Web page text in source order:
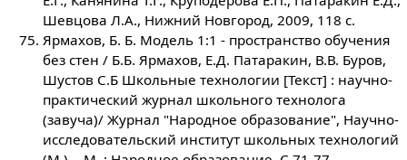
Шевцова Л.А., Нижний Новгород, 2009, 118 с.
Ярмахов, Б. Б. Модель 1:1 - пространство обучения
без стен / Б.Б. Ярмахов, Е.Д. Патаракин, В.В. Буров,
Шустов С.Б Школьные технологии [Текст] : научно-
практический журнал школьного технолога
(завуча)/ Журнал "Народное образование", Научно-
исследовательский институт школьных технологий